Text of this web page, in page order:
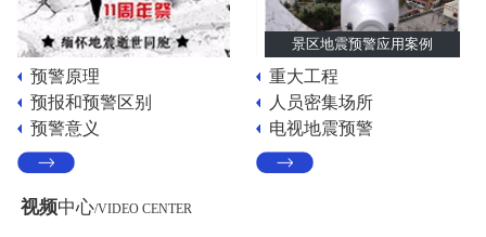
预警原理
预报和预警区别
预警意义
景区地震预警应用案例
重大工程
人员密集场所
电视地震预警
视频中心/VIDEO CENTER